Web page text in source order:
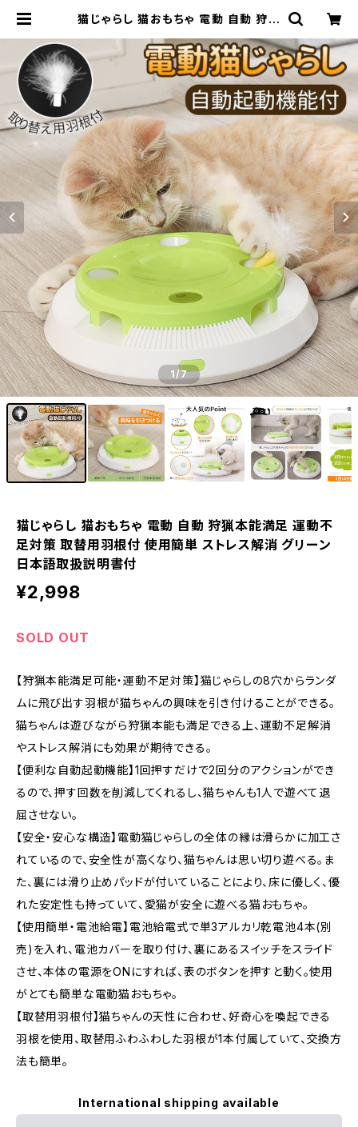
猫じゃらし 猫おもちゃ 電動 自動 狩猟
付 使用簡単 ストレス解消 グリーン
日本語取扱説明書付 | えびすーJap
an
1/7
猫じゃらし 猫おもちゃ 電動 自動 狩猟本能満足 運動不
足対策 取替用羽根付 使用簡単 ストレス解消 グリーン
日本語取扱説明書付
¥2,998
SOLD OUT
【狩猟本能満足可能・運動不足対策】猫じゃらしの8穴からランダ
ムに飛び出す羽根が猫ちゃんの興味を引き付けることができる。
猫ちゃんは遊びながら狩猟本能も満足できる上、運動不足解消
やストレス解消にも効果が期待できる。
【便利な自動起動機能】1回押すだけで2回分のアクションができ
るので、押す回数を削減してくれるし、猫ちゃんも1人で遊べて退
屈させない。
【安全・安心な構造】電動猫じゃらしの全体の縁は滑らかに加工さ
れているので、安全性が高くなり、猫ちゃんは思い切り遊べる。ま
た、裏には滑り止めパッドが付いていることにより、床に優しく、優
れた安定性も持っていて、愛猫が安全に遊べる猫おもちゃ。
【使用簡単・電池給電】電池給電式で単3アルカリ乾電池4本(別
売)を入れ、電池カバーを取り付け、裏にあるスイッチをスライド
させ、本体の電源をONにすれば、表のボタンを押すと動く。使用
がとても簡単な電動猫おもちゃ。
【取替用羽根付】猫ちゃんの天性に合わせ、好奇心を喚起できる
羽根を使用、取替用ふわふわした羽根が1本付属していて、交換方
法も簡単。
International shipping available